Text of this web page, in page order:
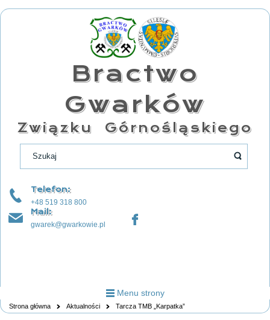
Bractwo
Gwarków
Związku Górnośląskiego
Telefon:
+48 519 318 800
Mail:
gwarek@gwarkowie.pl
Menu strony
Strona główna Aktualności Tarcza TMB „Karpatka”